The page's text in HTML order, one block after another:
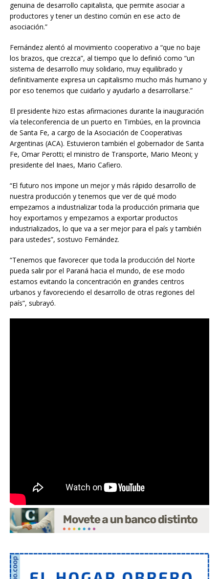
genuina de desarrollo capitalista, que permite asociar a
productores y tener un destino común en ese acto de
asociación.”
Fernández alentó al movimiento cooperativo a “que no baje
los brazos, que crezca”, al tiempo que lo definió como “un
sistema de desarrollo muy solidario, muy equilibrado y
definitivamente expresa un capitalismo mucho más humano y
por eso tenemos que cuidarlo y ayudarlo a desarrollarse.”
El presidente hizo estas afirmaciones durante la inauguración
vía teleconferencia de un puerto en Timbúes, en la provincia
de Santa Fe, a cargo de la Asociación de Cooperativas
Argentinas (ACA). Estuvieron también el gobernador de Santa
Fe, Omar Perotti; el ministro de Transporte, Mario Meoni; y
presidente del Inaes, Mario Cafiero.
“El futuro nos impone un mejor y más rápido desarrollo de
nuestra producción y tenemos que ver de qué modo
empezamos a industrializar toda la producción primaria que
hoy exportamos y empezamos a exportar productos
industrializados, lo que va a ser mejor para el país y también
para ustedes”, sostuvo Fernández.
“Tenemos que favorecer que toda la producción del Norte
pueda salir por el Paraná hacia el mundo, de ese modo
estamos evitando la concentración en grandes centros
urbanos y favoreciendo el desarrollo de otras regiones del
país”, subrayó.